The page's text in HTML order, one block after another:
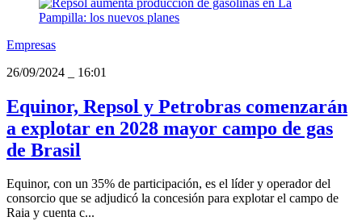
Empresas
26/09/2024
16:01
Equinor, Repsol y Petrobras comenzarán
a explotar en 2028 mayor campo de gas
de Brasil
Equinor, con un 35% de participación, es el líder y operador del
consorcio que se adjudicó la concesión para explotar el campo de
Raia y cuenta c...